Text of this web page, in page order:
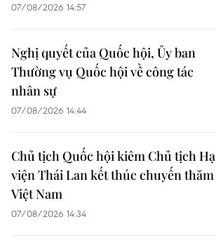
07/08/2026 14:57
Nghị quyết của Quốc hội, Ủy ban
Thường vụ Quốc hội về công tác
nhân sự
07/08/2026 14:44
Chủ tịch Quốc hội kiêm Chủ tịch Hạ
viện Thái Lan kết thúc chuyến thăm
Việt Nam
07/08/2026 14:34